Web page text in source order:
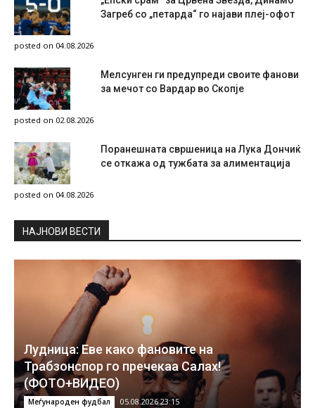
Загреб со „петарда“ го најави плеј-офот
posted on 04.08.2026
Мелсунген ги предупреди своите фанови
за мечот со Вардар во Скопје
posted on 02.08.2026
Поранешната свршеница на Лука Дончиќ
се откажа од тужбата за алиментација
posted on 04.08.2026
НAЈНОВИ ВЕСТИ
Лудница: Еве како фановите на
Трабзонспор го пречекаа Салах!
(ФОТО+ВИДЕО)
Меѓународен фудбал 05.08.2026 23:15